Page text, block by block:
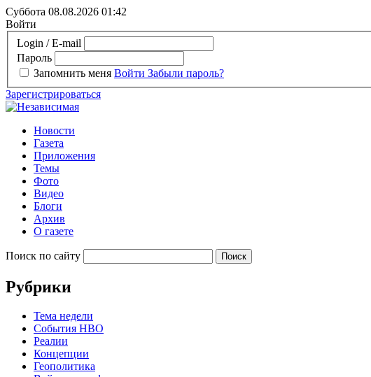
Суббота 08.08.2026 01:42
Войти
Login / E-mail
Пароль
Запомнить меня Войти Забыли пароль?
Зарегистрироваться
Новости
Газета
Приложения
Темы
Фото
Видео
Блоги
Архив
О газете
Поиск по сайту
Рубрики
Тема недели
События НВО
Реалии
Концепции
Геополитика